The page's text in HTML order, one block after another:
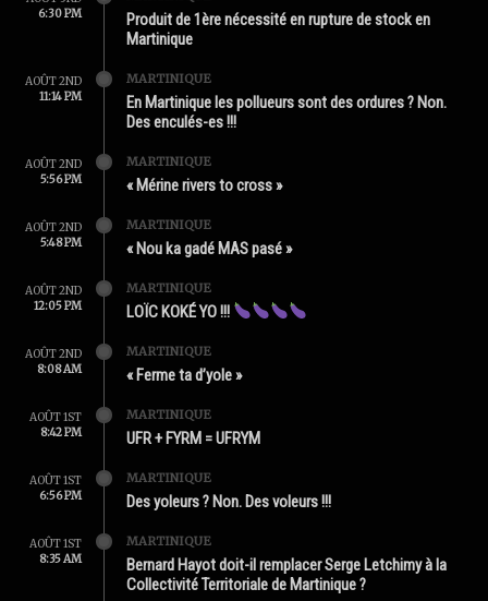
6:30 PM
Produit de 1ère nécessité en rupture de stock en
Martinique
AOÛT 2ND
11:14 PM
MARTINIQUE
En Martinique les pollueurs sont des ordures ? Non.
Des enculés-es !!!
AOÛT 2ND
5:56 PM
MARTINIQUE
« Mérine rivers to cross »
AOÛT 2ND
5:48 PM
MARTINIQUE
« Nou ka gadé MAS pasé »
AOÛT 2ND
12:05 PM
MARTINIQUE
LOÏC KOKÉ YO !!!
AOÛT 2ND
8:08 AM
MARTINIQUE
« Ferme ta d’yole »
AOÛT 1ST
8:42 PM
MARTINIQUE
UFR + FYRM = UFRYM
AOÛT 1ST
6:56 PM
MARTINIQUE
Des yoleurs ? Non. Des voleurs !!!
AOÛT 1ST
8:35 AM
MARTINIQUE
Bernard Hayot doit-il remplacer Serge Letchimy à la
Collectivité Territoriale de Martinique ?